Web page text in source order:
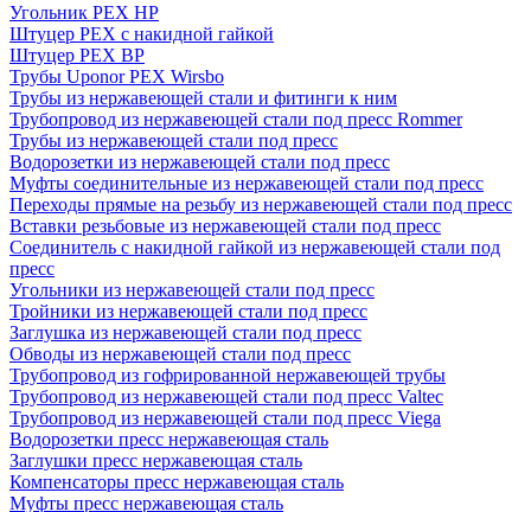
Угольник PEX НР
Штуцер PEX c накидной гайкой
Штуцер PEX ВР
Трубы Uponor PEX Wirsbo
Трубы из нержавеющей стали и фитинги к ним
Трубопровод из нержавеющей стали под пресс Rommer
Трубы из нержавеющей стали под пресс
Водорозетки из нержавеющей стали под пресс
Муфты соединительные из нержавеющей стали под пресс
Переходы прямые на резьбу из нержавеющей стали под пресс
Вставки резьбовые из нержавеющей стали под пресс
Соединитель с накидной гайкой из нержавеющей стали под
пресс
Угольники из нержавеющей стали под пресс
Тройники из нержавеющей стали под пресс
Заглушка из нержавеющей стали под пресс
Обводы из нержавеющей стали под пресс
Трубопровод из гофрированной нержавеющей трубы
Трубопровод из нержавеющей стали под пресс Valtec
Трубопровод из нержавеющей стали под пресс Viega
Водорозетки пресс нержавеющая сталь
Заглушки пресс нержавеющая сталь
Компенсаторы пресс нержавеющая сталь
Муфты пресс нержавеющая сталь